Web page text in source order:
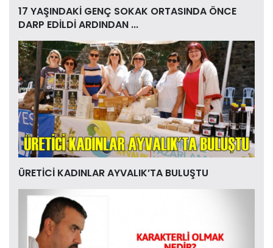
17 YAŞINDAKİ GENÇ SOKAK ORTASINDA ÖNCE
DARP EDİLDİ ARDINDAN ...
ÜRETİCİ KADINLAR AYVALIK’TA BULUŞTU